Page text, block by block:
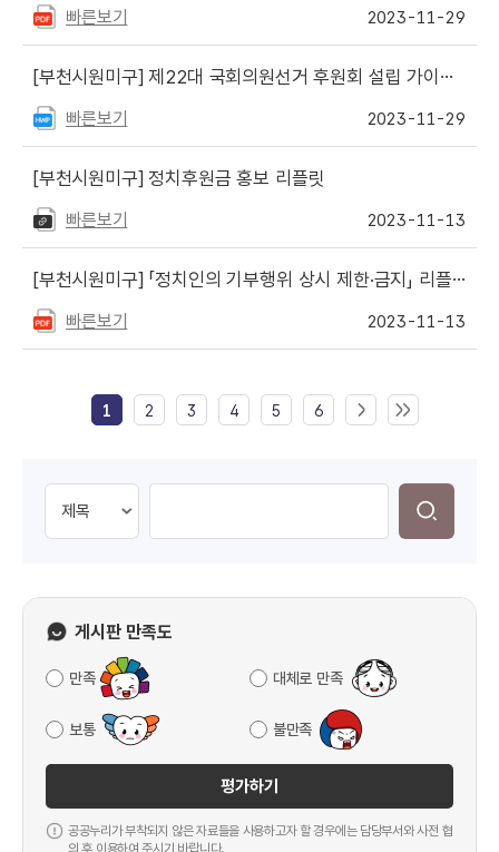
빠른보기 2023-11-29
[부천시원미구] 제22대 국회의원선거 후원회 설립 가이드북 (서식 포함)
빠른보기 2023-11-29
[부천시원미구] 정치후원금 홍보 리플릿
빠른보기 2023-11-13
[부천시원미구] 「정치인의 기부행위 상시 제한·금지」 리플릿
빠른보기 2023-11-13
1 2 3 4 5 6
게시판 만족도
만족 대체로 만족
보통 불만족
평가하기
공공누리가 부착되지 않은 자료들을 사용하고자 할 경우에는 담당부서와 사전 협
의 후 이용하여 주시기 바랍니다.